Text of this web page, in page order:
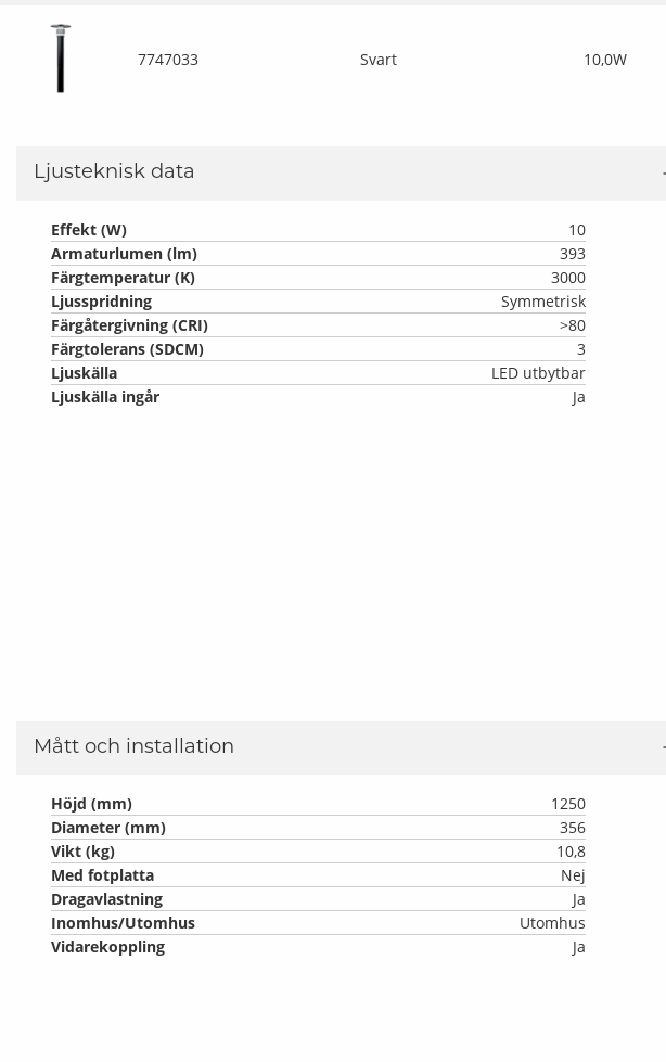
7747033 Svart 10,0W
Ljusteknisk data
Effekt (W)
10
Armaturlumen (lm)
393
Färgtemperatur (K)
3000
Ljusspridning
Symmetrisk
Färgåtergivning (CRI)
>80
Färgtolerans (SDCM)
3
Ljuskälla
LED utbytbar
Ljuskälla ingår
Ja
Mått och installation
Höjd (mm)
1250
Diameter (mm)
356
Vikt (kg)
10,8
Med fotplatta
Nej
Dragavlastning
Ja
Inomhus/Utomhus
Utomhus
Vidarekoppling
Ja